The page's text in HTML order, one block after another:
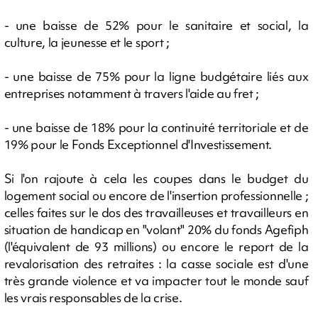
- une baisse de 52% pour le sanitaire et social, la
culture, la jeunesse et le sport ;
- une baisse de 75% pour la ligne budgétaire liés aux
entreprises notamment à travers l'aide au fret ;
- une baisse de 18% pour la continuité territoriale et de
19% pour le Fonds Exceptionnel d'Investissement.
Si l'on rajoute à cela les coupes dans le budget du
logement social ou encore de l'insertion professionnelle ;
celles faites sur le dos des travailleuses et travailleurs en
situation de handicap en "volant" 20% du fonds Agefiph
(l'équivalent de 93 millions) ou encore le report de la
revalorisation des retraites : la casse sociale est d'une
très grande violence et va impacter tout le monde sauf
les vrais responsables de la crise.